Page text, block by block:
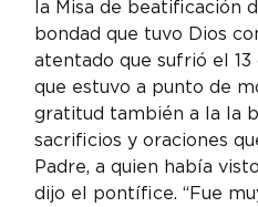
la Misa de beatificación
bondad que tuvo Dios
atentado que sufrió el 13
que estuvo a punto de
gratitud también a la la
sacrificios y oraciones
Padre, a quien había
dijo el pontífice. “Fue